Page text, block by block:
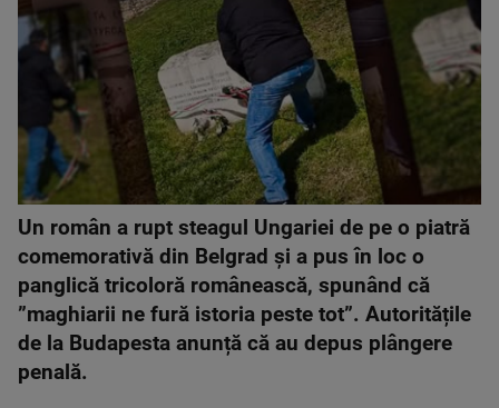
Un român a rupt steagul Ungariei de pe o piatră
comemorativă din Belgrad și a pus în loc o
panglică tricoloră românească, spunând că
”maghiarii ne fură istoria peste tot”. Autoritățile
de la Budapesta anunță că au depus plângere
penală.